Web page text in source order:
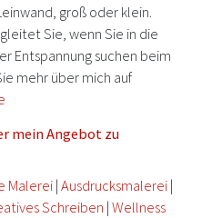
groß oder klein.
Sie, wenn Sie in die
Entspannung suchen beim
mehr über mich auf
mein Angebot zu
Malerei|Ausdrucksmalerei |
Schreiben |Wellness